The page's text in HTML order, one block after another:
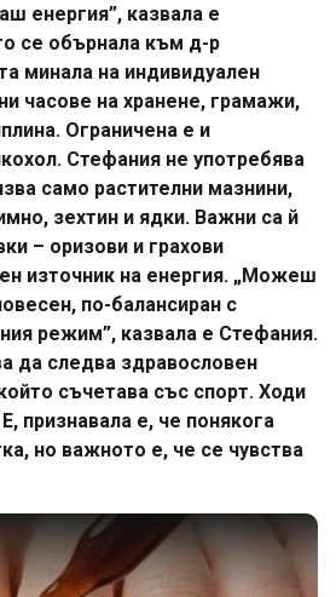
енергия”, казвала е
се обърнала към д-р
минала на индивидуален
часове на хранене, грамажи,
Ограничена е и
Стефания не употребява
само растителни мазнини,
зехтин и ядки. Важни са й
– оризови и грахови
източник на енергия. „Можеш
по-балансиран с
режим”, казвала е Стефания.
да следва здравословен
съчетава със спорт. Ходи
признавала е, че понякога
но важното е, че се чувства